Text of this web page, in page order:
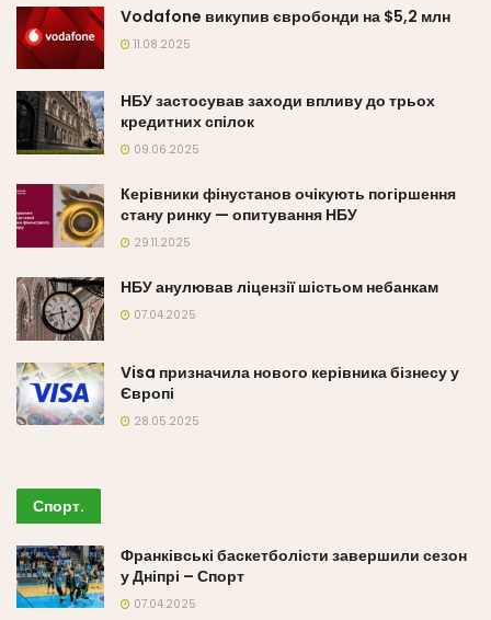
Vodafone викупив євробонди на $5,2 млн
11.08.2025
НБУ застосував заходи впливу до трьох
кредитних спілок
09.06.2025
Керівники фінустанов очікують погіршення
стану ринку — опитування НБУ
29.11.2025
НБУ анулював ліцензії шістьом небанкам
07.04.2025
Visa призначила нового керівника бізнесу у
Європі
28.05.2025
Спорт.
Франківські баскетболісти завершили сезон
у Дніпрі – Спорт
07.04.2025